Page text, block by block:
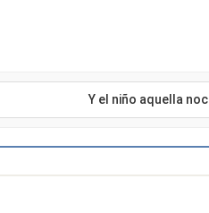
Y el niño aquella